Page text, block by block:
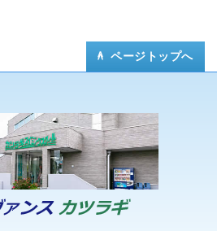
ページトップへ